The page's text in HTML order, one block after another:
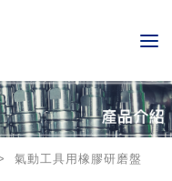
動工具用橡膠研磨盤